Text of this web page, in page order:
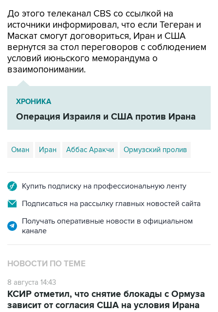
До этого телеканал CBS со ссылкой на
источники информировал, что если Тегеран и
Маскат смогут договориться, Иран и США
вернутся за стол переговоров с соблюдением
условий июньского меморандума о
взаимопонимании.
ХРОНИКА
Операция Израиля и США против Ирана
Оман Иран Аббас Аракчи Ормузский пролив
Купить подписку на профессиональную ленту
Подписаться на рассылку главных новостей сайта
Получать оперативные новости в официальном
канале
НОВОСТИ ПО ТЕМЕ
8 августа 14:43
КСИР отметил, что снятие блокады с Ормуза
зависит от согласия США на условия Ирана